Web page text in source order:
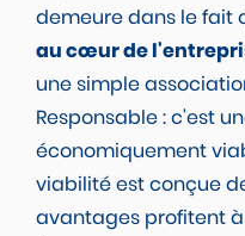
demeure dans le fait
au cœur de
une simple
Responsable : c'est
économiquement
viabilité est conçue
avantages profitent